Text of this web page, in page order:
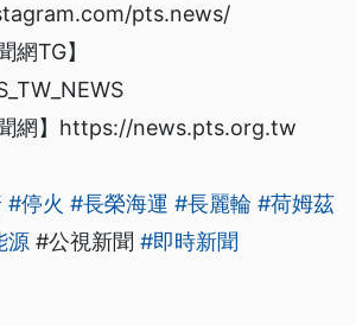
pts.news/
TG】
網】https://news.pts.org.tw
#停火 #長榮海運 #長麗輪 #荷姆茲
源 #公視新聞 #即時新聞